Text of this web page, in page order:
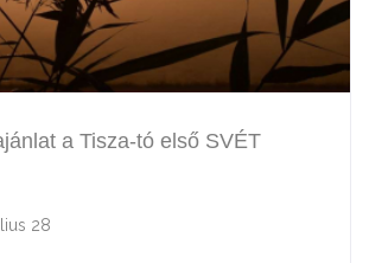
a Tisza-tó első SVÉT
28